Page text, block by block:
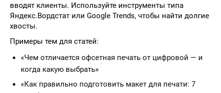
вводят клиенты. Используйте инструменты типа
Яндекс.Вордстат или Google Trends, чтобы найти долгие
хвосты.
Примеры тем для статей:
«Чем отличается офсетная печать от цифровой — и
когда какую выбрать»
«Как правильно подготовить макет для печати: 7